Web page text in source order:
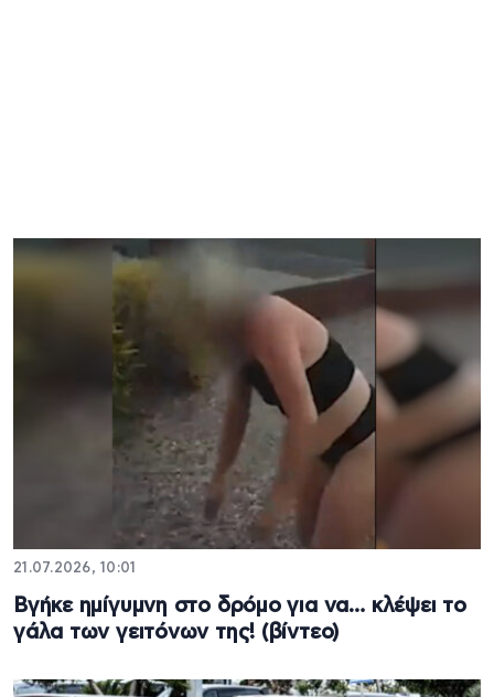
21.07.2026, 10:01
Βγήκε ημίγυμνη στο δρόμο για να… κλέψει το
γάλα των γειτόνων της! (βίντεο)